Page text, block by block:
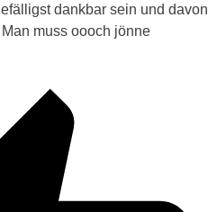
dankbar sein und davon
muss oooch jönne